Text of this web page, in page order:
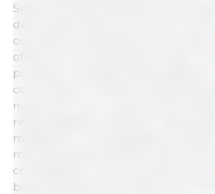
Supermercados deixaram de ser
de produtos para se tornarem
consultoria e experiência, a
oferecem nutricionistas em loja e
produtos. A tendência apontada por
como Kantar e Mintel é a
nutricional: com o auxílio de IA e
redes passarão a oferecer ofertas
metabólico e necessidades de saúde
marcas próprias também irão evoluir
consolidando como escolhas
busca alimentos funcionais, como